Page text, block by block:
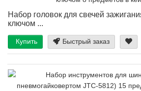
Набор головок для свечей
ключом ...
Купить Быстрый заказ